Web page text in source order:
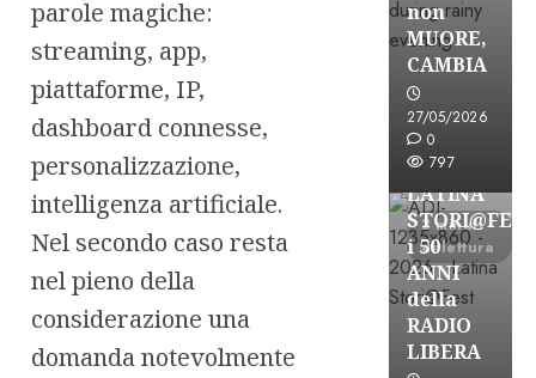
parole magiche:
streaming, app,
piattaforme, IP,
dashboard connesse,
personalizzazione,
intelligenza artificiale.
Nel secondo caso resta
nel pieno della
considerazione una
domanda notevolmente
non
MUORE,
CAMBIA
27/05/2026
0
797
3 minuti
di lettura
Astorri News
FREE
A
LATINA
i 50
ANNI
della
RADIO
LIBERA